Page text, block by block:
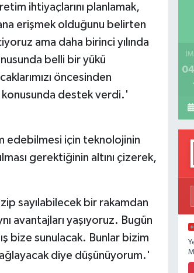
ihtiyaçlarını planlamak,
erişmek olduğunu belirten
ama daha birinci yılında
belli bir yükü
öncesinden
destek verdi.'
edebilmesi için teknolojinin
gerektiğinin altını çizerek,
sayılabilecek bir rakamdan
avantajları yaşıyoruz. Bugün
bize sunulacak. Bunlar bizim
diye düşünüyorum.'